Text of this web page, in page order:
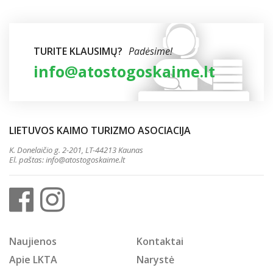
TURITE KLAUSIMŲ? Padėsime!
info@atostogoskaime.lt
LIETUVOS KAIMO TURIZMO ASOCIACIJA
K. Donelaičio g. 2-201, LT-44213 Kaunas
El. paštas:info@atostogoskaime.lt
Naujienos
Kontaktai
Apie LKTA
Narystė